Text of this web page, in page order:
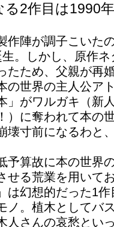
る2作目は1990
作陣が調子こいた
。しかし、原作
たため、父親が再
の世界の主人公ア
」がワルガキ（新
）に奪われて本の
壊寸前になるわと
予算故に本の世界
せる荒業を用いて
は幻想的だった1
ノ。植木としてバ
人さんの哀愁と